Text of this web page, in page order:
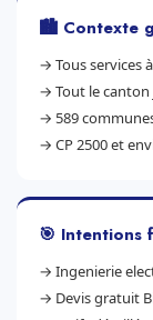
🏙️ Contexte
→ Tous services
→ Tout le
→ 589
→ CP 2500 et
🎯 Intentions
→ Ingenierie
→ Devis gratuit